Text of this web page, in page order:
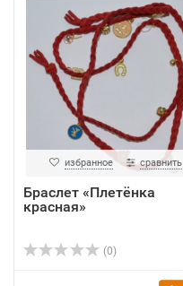
избранное сравнить
Браслет «Плетёнка
красная»
(0)